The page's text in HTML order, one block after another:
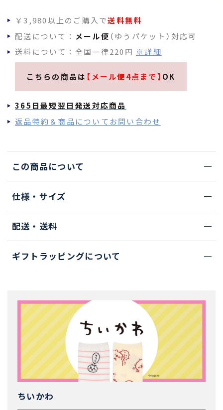
￥3,980以上のご購入で送料無料
配送について： メール便 （ゆうパケット）対応可
送料について：全国一律220円 ※詳細
こちらの商品は 【メール便4点まで】 OK
365日最短翌日発送対応商品
返品特約＆商品についてお問い合わせ
この商品について
仕様・サイズ
配送・送料
ギフトラッピングについて
ちいかわ